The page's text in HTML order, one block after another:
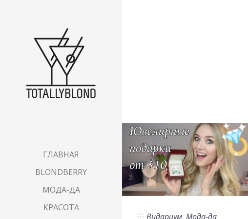
ГЛАВНАЯ
BLONDBERRY
МОДА-ДА
КРАСОТА
Видариум, Мода-да